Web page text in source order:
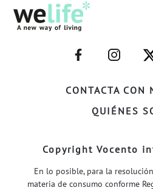
CONTACTA CON
QUIÉNES
–
FACEBOOK–
–
Copyright Vocento
En lo posible, para la
materia de consumo conforme